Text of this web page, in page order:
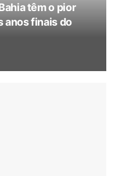
têm o pior
anos finais do